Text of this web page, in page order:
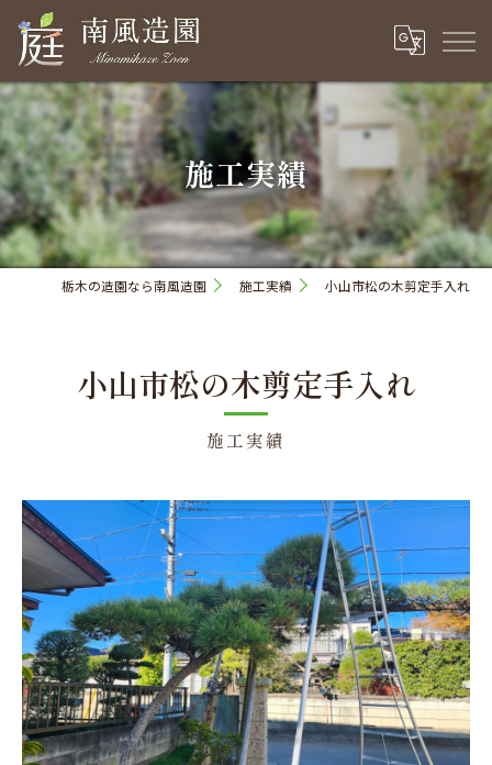
施工実績
栃木の造園なら南風造園 施工実績 小山市松の木剪定手入れ
施工実績
小山市松の木剪定手入れ